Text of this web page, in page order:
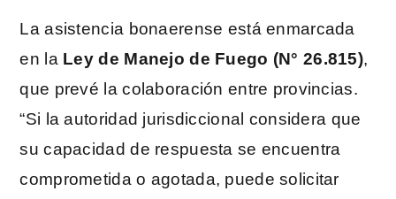
La asistencia bonaerense está enmarcada
en la Ley de Manejo de Fuego (N° 26.815),
que prevé la colaboración entre provincias.
“Si la autoridad jurisdiccional considera que
su capacidad de respuesta se encuentra
comprometida o agotada, puede solicitar